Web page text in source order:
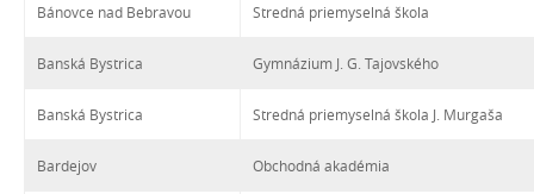
Bánovce nad Bebravou Stredná priemyselná škola
Banská Bystrica Gymnázium J. G. Tajovského
Banská Bystrica Stredná priemyselná škola J. Murgaša
Bardejov Obchodná akadémia